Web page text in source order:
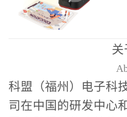
动需求：即时答题：支持
单选题、多选题、判断题
等基础题型，学生通过答
题器快速响应，系统实时
统计答题数据并生成可视
化图表，让教师瞬间掌握
学生知识掌握情况。主观
关
科盟（福州）电子科
司在中国的研发中心